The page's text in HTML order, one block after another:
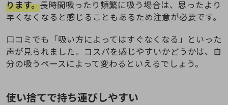
ります。長時間吸ったり頻繁に吸う場合は、思ったより
早くなくなると感じることもあるため注意が必要です。
口コミでも「吸い方によってはすぐなくなる」といった
声が見られました。コスパを感じやすいかどうかは、自
分の吸うペースによって変わるといえるでしょう。
使い捨てで持ち運びしやすい